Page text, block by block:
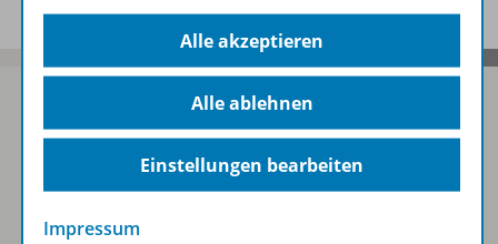
Sofort profitieren
Zum Newsletter anmelden
Alle akzeptieren
Alle ablehnen
Einstellungen bearbeiten
Impressum